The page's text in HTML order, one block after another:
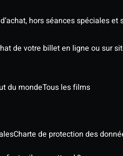
hors séances spéciales
de votre billet en ligne ou sur
du mondeTous les films
Charte de protection des